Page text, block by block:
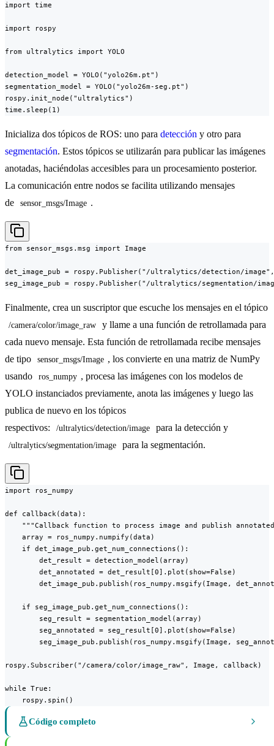
import time
import rospy
from ultralytics import YOLO
detection_model = YOLO("yolo26m.pt")
segmentation_model = YOLO("yolo26m-seg.pt")
rospy.init_node("ultralytics")
time.sleep(1)
Inicializa dos tópicos de ROS: uno para detección y otro para
segmentación. Estos tópicos se utilizarán para publicar las imágenes
anotadas, haciéndolas accesibles para un procesamiento posterior.
La comunicación entre nodos se facilita utilizando mensajes
de
sensor_msgs/Image .
from sensor_msgs.msg import Image
det_image_pub = rospy.Publisher("/ultralytics/detection/image",
seg_image_pub = rospy.Publisher("/ultralytics/segmentation/
Finalmente, crea un suscriptor que escuche los mensajes en el tópico
/camera/color/image_raw
y llame a una función de retrollamada para
cada nuevo mensaje. Esta función de retrollamada recibe mensajes
de tipo
sensor_msgs/Image , los convierte en una matriz de NumPy
usando
ros_numpy , procesa las imágenes con los modelos de
YOLO instanciados previamente, anota las imágenes y luego las
publica de nuevo en los tópicos
respectivos:
/ultralytics/detection/image para la detección y
/ultralytics/segmentation/image para la segmentación.
import ros_numpy
def callback(data):
"""Callback function to process image and publish
    array = ros_numpy.numpify(data)
    if det_image_pub.get_num_connections():
        det_result = detection_model(array)
        det_annotated = det_result[0].plot(show=False)
det_image_pub.publish(ros_numpy.msgify(Image,
    if seg_image_pub.get_num_connections():
        seg_result = segmentation_model(array)
        seg_annotated = seg_result[0].plot(show=False)
seg_image_pub.publish(ros_numpy.msgify(Image,
rospy.Subscriber("/camera/color/image_raw", Image, callback)
while True:
    rospy.spin()
Código completo